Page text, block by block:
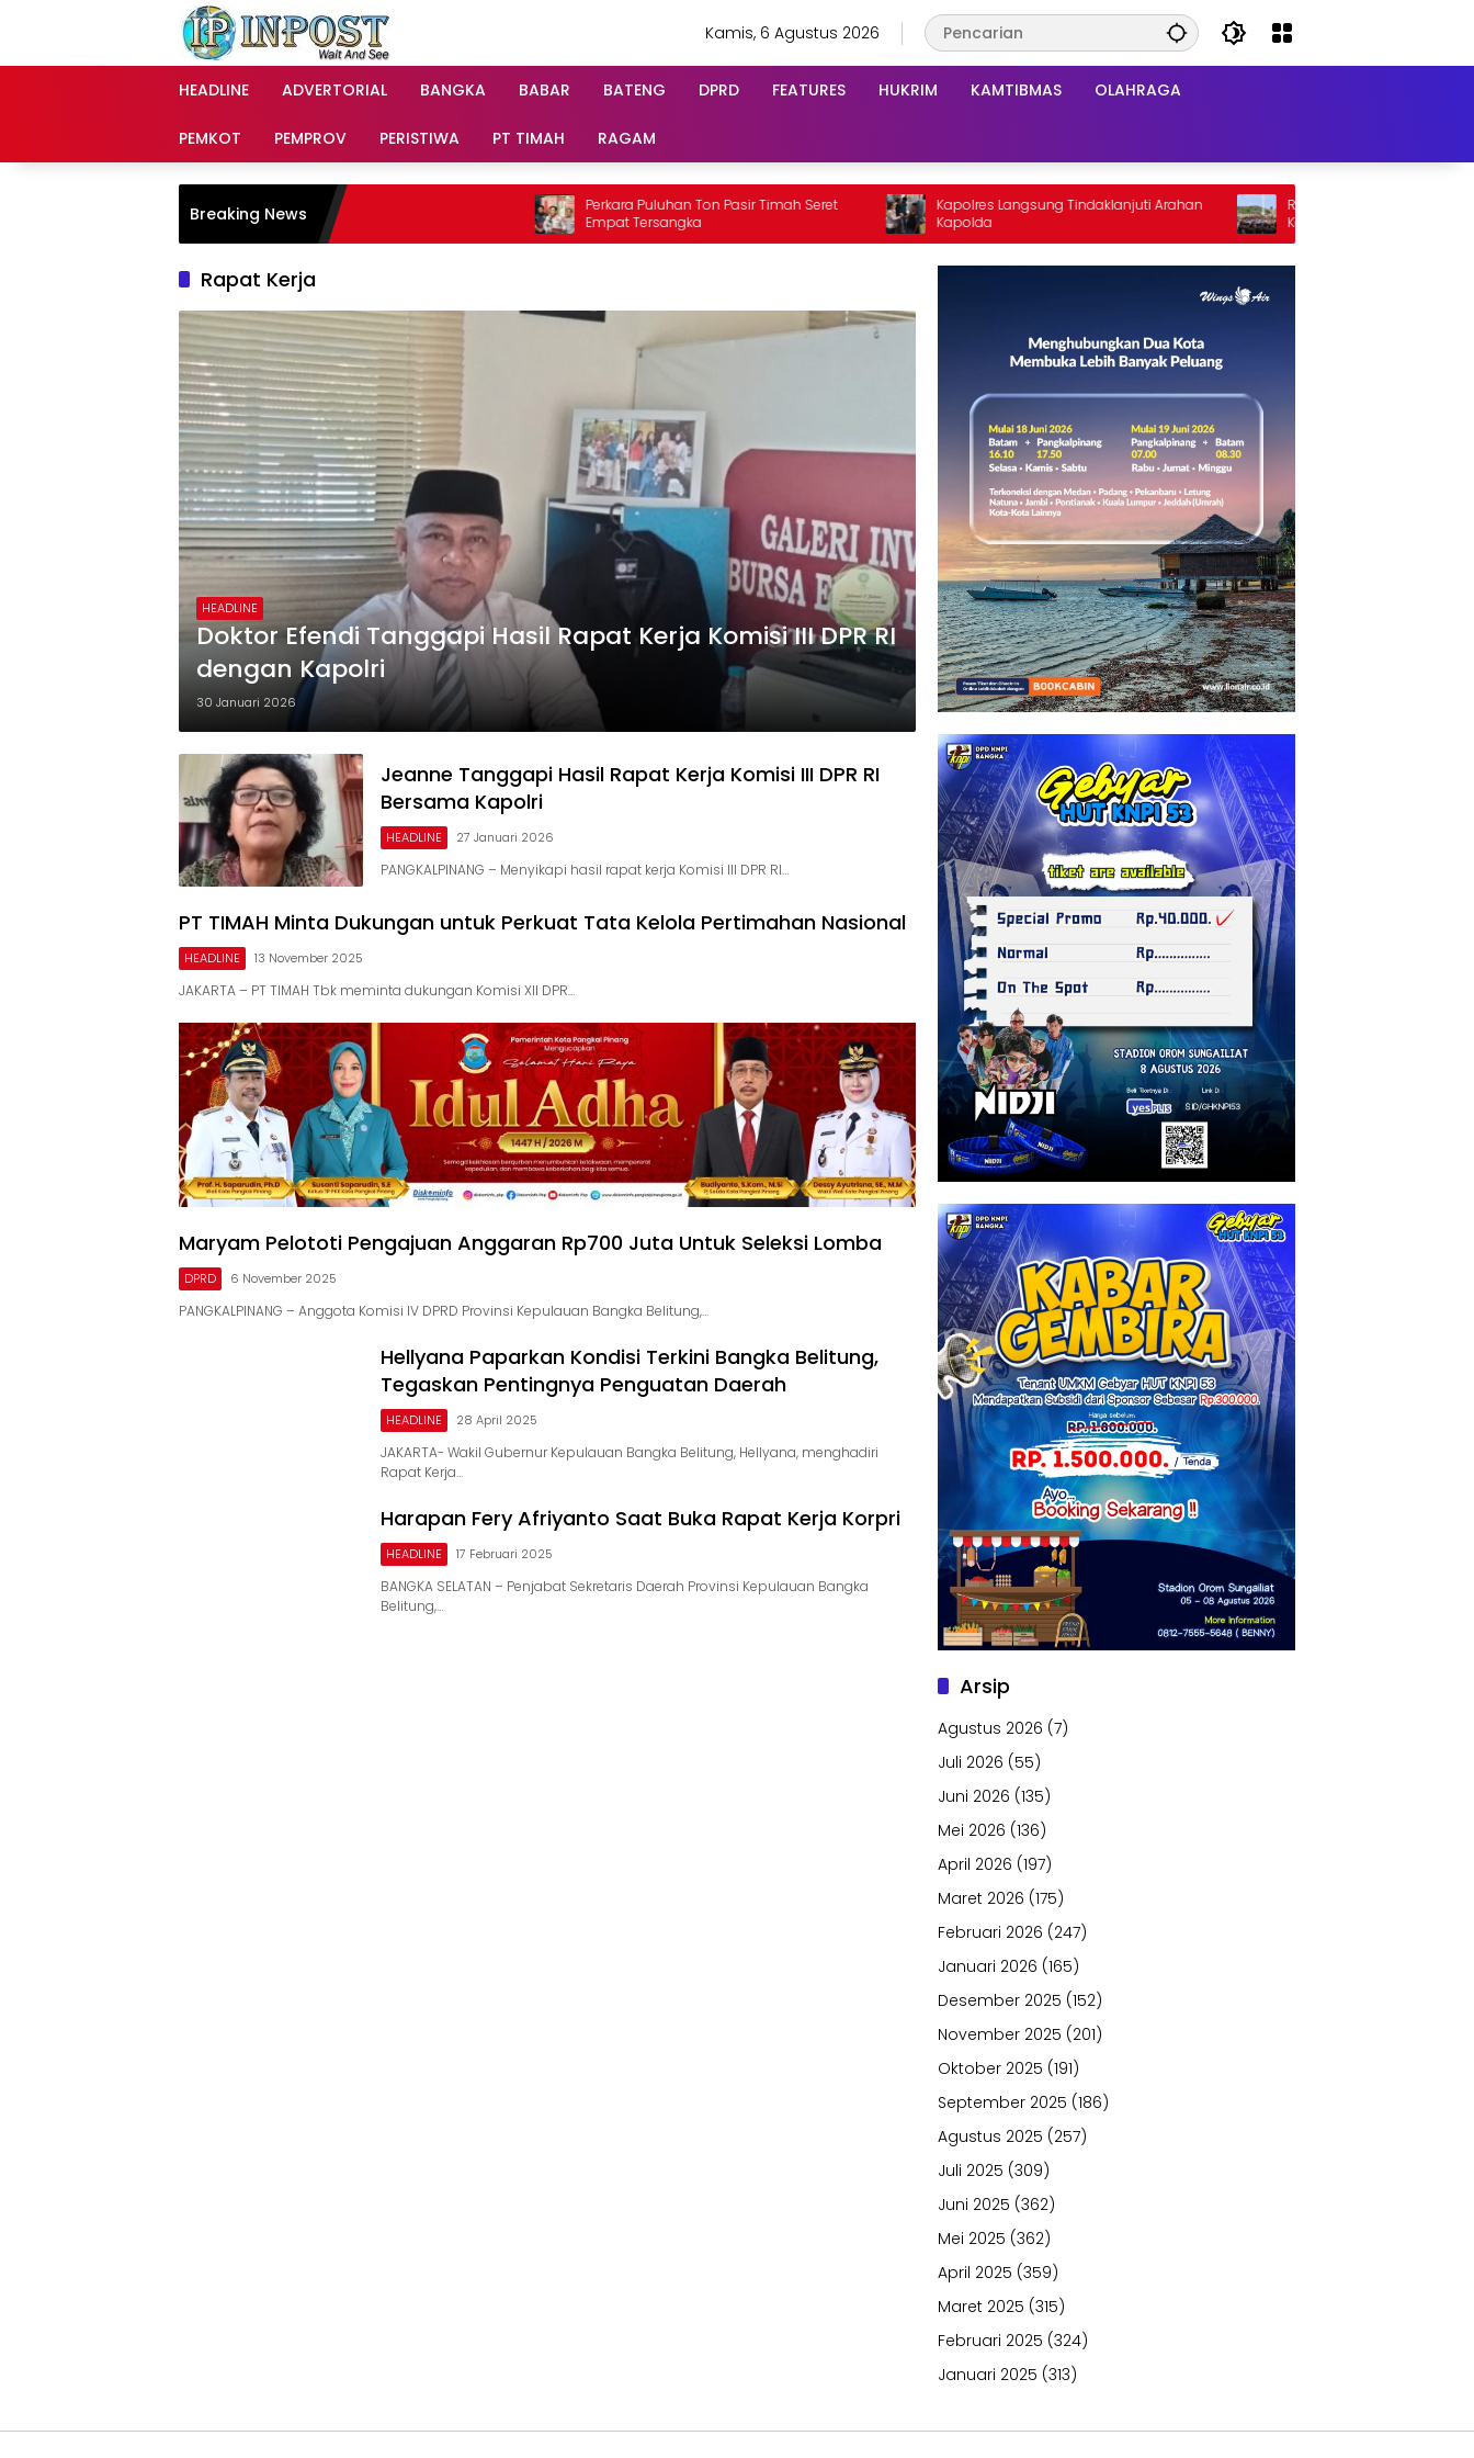
Kamis, 6 Agustus 2026
HEADLINE ADVERTORIAL BANGKA BABAR BATENG DPRD FEATURES HUKRIM KAMTIBMAS OLAHRAGA
PEMKOT PEMPROV PERISTIWA PT TIMAH RAGAM
Breaking News
Perkara Puluhan Ton Pasir Timah Seret
Empat Tersangka
Kapolres Langsung Tindaklanjuti Arahan
Kapolda
Ratusan Personel Amankan Aksi Damai
Kantor Bupati
Rapat Kerja
HEADLINE
Doktor Efendi Tanggapi Hasil Rapat Kerja Komisi III DPR RI
dengan Kapolri
30 Januari 2026
Jeanne Tanggapi Hasil Rapat Kerja Komisi III DPR RI
Bersama Kapolri
HEADLINE 27 Januari 2026
PANGKALPINANG – Menyikapi hasil rapat kerja Komisi III DPR RI…
PT TIMAH Minta Dukungan untuk Perkuat Tata Kelola Pertimahan Nasional
HEADLINE 13 November 2025
JAKARTA – PT TIMAH Tbk meminta dukungan Komisi XII DPR…
Maryam Pelototi Pengajuan Anggaran Rp700 Juta Untuk Seleksi Lomba
DPRD 6 November 2025
PANGKALPINANG – Anggota Komisi IV DPRD Provinsi Kepulauan Bangka Belitung,…
Hellyana Paparkan Kondisi Terkini Bangka Belitung,
Tegaskan Pentingnya Penguatan Daerah
HEADLINE 28 April 2025
JAKARTA- Wakil Gubernur Kepulauan Bangka Belitung, Hellyana, menghadiri
Rapat Kerja…
Harapan Fery Afriyanto Saat Buka Rapat Kerja Korpri
HEADLINE 17 Februari 2025
BANGKA SELATAN – Penjabat Sekretaris Daerah Provinsi Kepulauan Bangka
Belitung,…
Arsip
Agustus 2026 (7)
Juli 2026 (55)
Juni 2026 (135)
Mei 2026 (136)
April 2026 (197)
Maret 2026 (175)
Februari 2026 (247)
Januari 2026 (165)
Desember 2025 (152)
November 2025 (201)
Oktober 2025 (191)
September 2025 (186)
Agustus 2025 (257)
Juli 2025 (309)
Juni 2025 (362)
Mei 2025 (362)
April 2025 (359)
Maret 2025 (315)
Februari 2025 (324)
Januari 2025 (313)